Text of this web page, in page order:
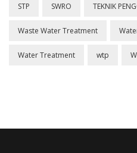
STP SWRO TEKNIK
Waste Water Treatment
Water Treatment wtp